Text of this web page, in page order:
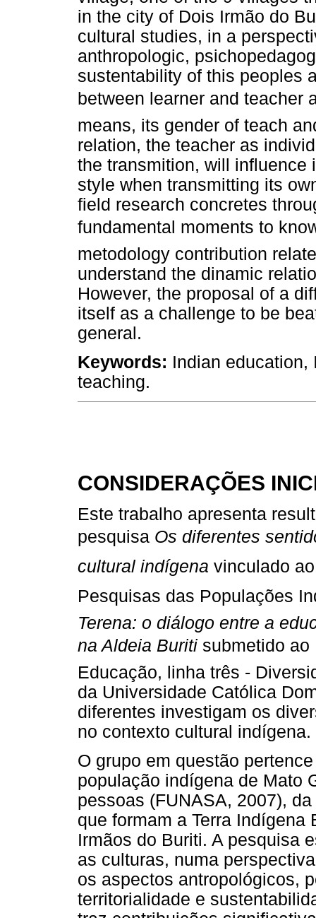
in the city of Dois Irmão do
cultural studies, in a
anthropologic,
sustentability of this peoples
between learner and teacher
means, its gender of teach
relation, the teacher as
the transmition, will influence
style when transmitting its
field research concretes
fundamental moments to
metodology contribution
understand the dinamic
However, the proposal of a
itself as a challenge to be
general.
Keywords: Indian education,
teaching.
CONSIDERAÇÕES
Este trabalho apresenta
pesquisa Os diferentes
cultural indígena vinculado
Pesquisas das Populações
Terena: o diálogo entre a
na Aldeia Buriti submetido ao
Educação, linha três -
da Universidade Católica
diferentes investigam os
no contexto cultural indígena.
O grupo em questão
população indígena de Mato
pessoas (FUNASA, 2007),
que formam a Terra
Irmãos do Buriti. A pesquisa
as culturas, numa
os aspectos antropológicos,
territorialidade e